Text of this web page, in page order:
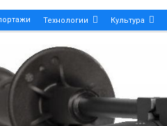
Технологии Культура
– A True Symbol Of Elegance And Precision